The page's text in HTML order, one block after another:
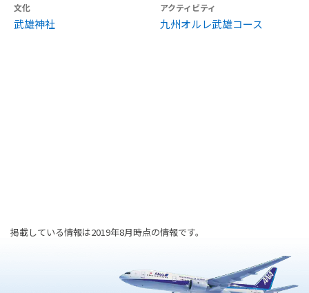
文化
武雄神社
アクティビティ
九州オルレ武雄コース
掲載している情報は2019年8月時点の情報です。